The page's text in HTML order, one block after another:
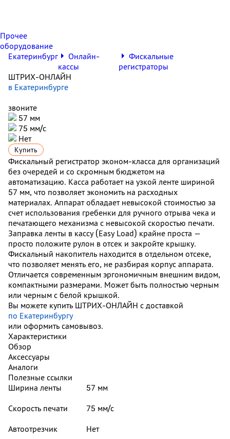
Прочее
оборудование
Екатеринбург
Онлайн-
кассы
Фискальные
регистраторы
ШТРИХ-ОНЛАЙН
в Екатеринбурге
звоните
57 мм
75 мм/с
Нет
Купить
Фискальный регистратор эконом-класса для организаций
без очередей и со скромным бюджетом на
автоматизацию. Касса работает на узкой ленте шириной
57 мм, что позволяет экономить на расходных
материалах. Аппарат обладает невысокой стоимостью за
счет использования гребенки для ручного отрыва чека и
печатающего механизма с невысокой скоростью печати.
Заправка ленты в кассу (Easy Load) крайне проста —
просто положите рулон в отсек и закройте крышку.
Фискальный накопитель находится в отдельном отсеке,
что позволяет менять его, не разбирая корпус аппарата.
Отличается современным эргономичным внешним видом,
компактными размерами. Может быть полностью черным
или черным с белой крышкой.
Вы можете купить ШТРИХ-ОНЛАЙН с доставкой
по Екатеринбургу
или оформить самовывоз.
Характеристики
Обзор
Аксессуары
Аналоги
Полезные ссылки
Ширина ленты
57 мм
Скорость печати
75 мм/с
Автоотрезчик
Нет